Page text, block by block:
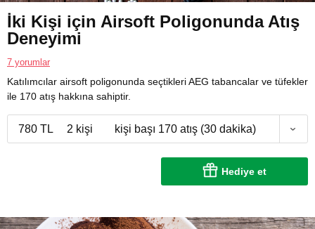
İki Kişi için Airsoft Poligonunda Atış
Deneyimi
7 yorumlar
Katılımcılar airsoft poligonunda seçtikleri AEG tabancalar ve tüfekler
ile 170 atış hakkına sahiptir.
780 TL 2 kişi kişi başı 170 atış (30 dakika)
Hediye et